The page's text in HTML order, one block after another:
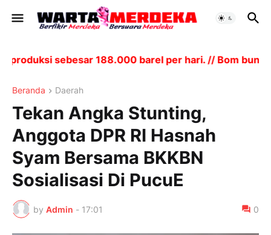
sebesar 188.000 barel per hari. // Bom bunuh
Beranda Daerah
Tekan Angka Stunting,
Anggota DPR RI Hasnah
Syam Bersama BKKBN
Sosialisasi Di PucuE
by Admin - 17:01 0